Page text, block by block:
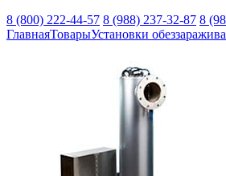
8 (800) 222-44-57 8 (988) 237-32-87 8
ГлавнаяТоварыУстановки